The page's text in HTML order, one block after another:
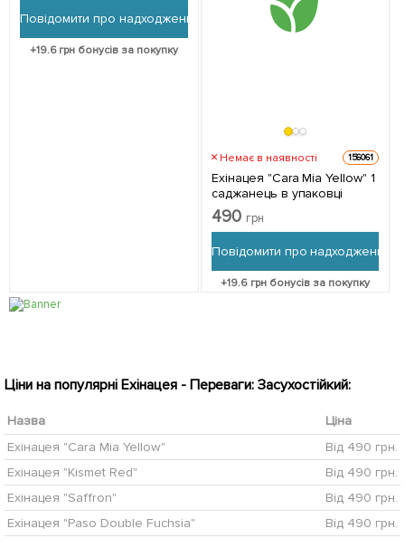
Повідомити про надходження
+19.6грн бонусів за покупку
Немає в наявності 156061
Ехінацея "Cara Mia Yellow" 1
саджанець в упаковці
490 грн
Повідомити про надходження
+19.6 грн бонусів за покупку
Ціни на популярні Ехінацея - Переваги: Засухостійкий:
Назва
Ціна
Ехінацея "Cara Mia Yellow"
Від 490 грн.
Ехінацея "Kismet Red"
Від 490 грн.
Ехінацея "Saffron"
Від 490 грн.
Ехінацея "Paso Double Fuchsia"
Від 490 грн.